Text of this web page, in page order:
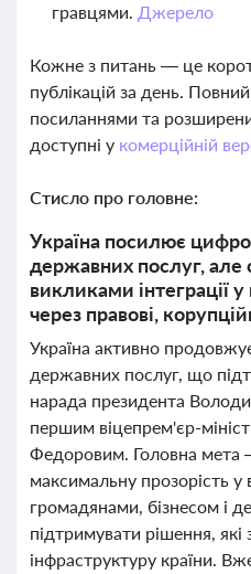
гравцями. Джерело
Кожне з питань — це
публікацій за день.
посиланнями та
доступні у комерційній
Стисло про головне:
Україна посилює
державних послуг, але
викликами інтеграції
через правові,
Україна активно
державних послуг, що
нарада президента
першим віцепрем'єр-
Федоровим. Головна мета
максимальну прозорість у
громадянами, бізнесом і
підтримувати рішення,
інфраструктуру країни.